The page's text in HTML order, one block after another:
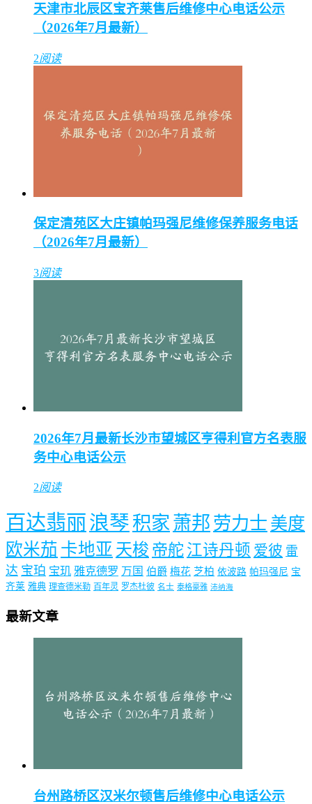
天津市北辰区宝齐莱售后维修中心电话公示
（2026年7月最新）
2阅读
保定清苑区大庄镇帕玛强尼维修保养服务电话
（2026年7月最新）
3阅读
2026年7月最新长沙市望城区亨得利官方名表服
务中心电话公示
2阅读
百达翡丽 浪琴 积家 萧邦 劳力士 美度
欧米茄 卡地亚 天梭 帝舵 江诗丹顿 爱彼 雷
达 宝珀 宝玑 雅克德罗 万国 伯爵 梅花 芝柏 依波路 帕玛强尼 宝
齐莱 雅典 理查德米勒 百年灵 罗杰杜彼 名士 泰格豪雅 沛纳海
最新文章
台州路桥区汉米尔顿售后维修中心电话公示